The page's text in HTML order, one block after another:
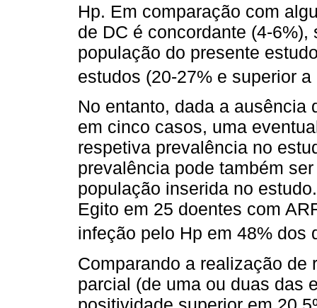
Hp. Em comparação com
de DC é concordante (4-
população do presente
estudos (20-27% e superior
No entanto, dada a ausência
em cinco casos, uma
respetiva prevalência no
prevalência pode também
população inserida no
Egito em 25 doentes com
infeção pelo Hp em 48% dos
Comparando a realização de
parcial (de uma ou duas das